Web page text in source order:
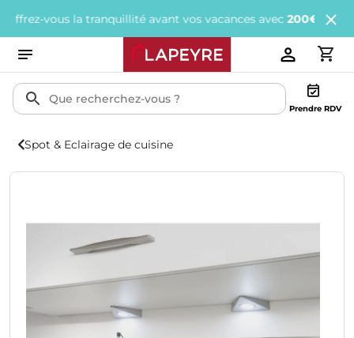
vous la tranquillité avant vos vacances avec200€ offerts tous
Prendre RDV
Spot & Eclairage de cuisine